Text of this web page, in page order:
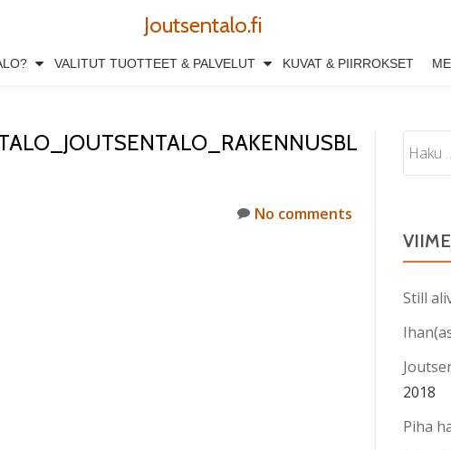
Joutsentalo.fi
VALITUT TUOTTEET & PALVELUT KUVAT & PIIRROKSET
No comments
Still
2018
Piha